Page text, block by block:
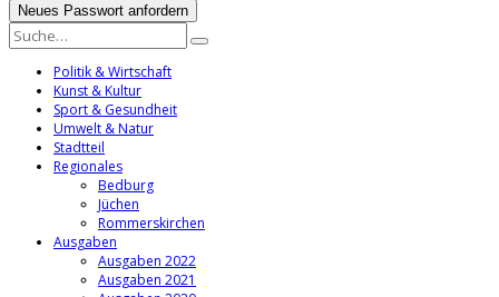
Politik & Wirtschaft
Kunst & Kultur
Sport & Gesundheit
Umwelt & Natur
Stadtteil
Regionales
Bedburg
Jüchen
Rommerskirchen
Ausgaben
Ausgaben 2022
Ausgaben 2021